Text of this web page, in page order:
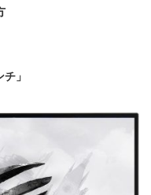
」